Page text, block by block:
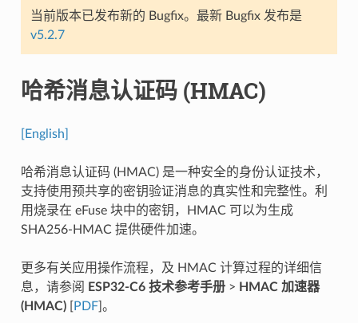
当前版本已发布新的 Bugfix。最新 Bugfix 发布是
v5.2.7
哈希消息认证码 (HMAC)
[English]
哈希消息认证码 (HMAC) 是一种安全的身份认证技术，
支持使用预共享的密钥验证消息的真实性和完整性。利
用烧录在 eFuse 块中的密钥，HMAC 可以为生成
SHA256-HMAC 提供硬件加速。
更多有关应用操作流程，及 HMAC 计算过程的详细信
息，请参阅
ESP32-C6 技术参考手册> HMAC 加速器
(HMAC)[ PDF]。